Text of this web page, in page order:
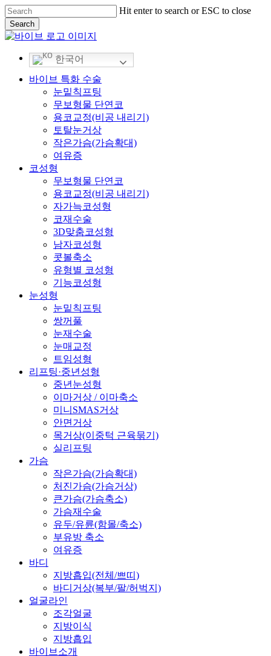
Skip
to
main
content
Hit enter to search or ESC to close
Search
Close
한국어
Menu
바이브 특화 수술
눈밑칙프팅
무보형물 단연코
용코교정(비공 내리기)
토탈눈거상
작은가슴(가슴확대)
여유증
코성형
무보형물 단연코
용코교정(비공 내리기)
자가늑코성형
코재수술
3D맞춤코성형
남자코성형
콧볼축소
유형별 코성형
기능코성형
눈성형
눈밑칙프팅
쌍꺼풀
눈재수술
눈매교정
트임성형
리프팅·중년성형
중년눈성형
이마거상 / 이마축소
미니SMAS거상
안면거상
목거상(이중턱 근육묶기)
실리프팅
가슴
작은가슴(가슴확대)
처진가슴(가슴거상)
큰가슴(가슴축소)
가슴재수술
유두/유륜(함몰/축소)
부유방 축소
여유증
바디
지방흡입(전체/쁘띠)
바디거상(복부/팔/허벅지)
얼굴라인
조각얼굴
지방이식
지방흡입
바이브소개